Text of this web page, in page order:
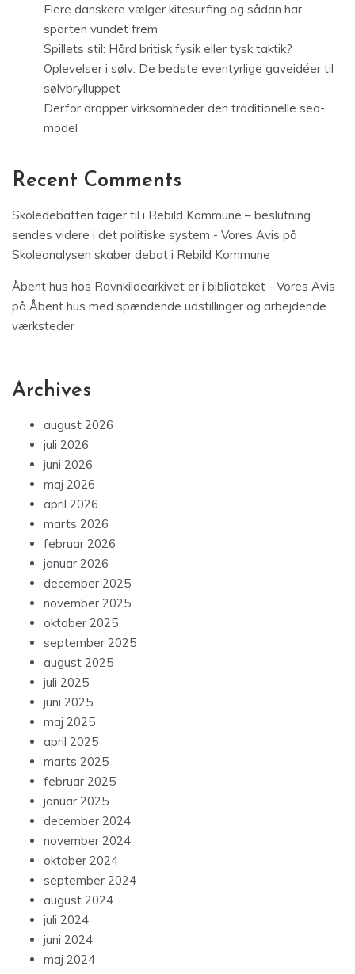
Flere danskere vælger kitesurfing og sådan har
sporten vundet frem
Spillets stil: Hård britisk fysik eller tysk taktik?
Oplevelser i sølv: De bedste eventyrlige gaveidéer til
sølvbrylluppet
Derfor dropper virksomheder den traditionelle seo-
model
Recent Comments
Skoledebatten tager til i Rebild Kommune – beslutning
sendes videre i det politiske system - Vores Avis på
Skoleanalysen skaber debat i Rebild Kommune
Åbent hus hos Ravnkildearkivet er i biblioteket - Vores Avis
på Åbent hus med spændende udstillinger og arbejdende
værksteder
Archives
august 2026
juli 2026
juni 2026
maj 2026
april 2026
marts 2026
februar 2026
januar 2026
december 2025
november 2025
oktober 2025
september 2025
august 2025
juli 2025
juni 2025
maj 2025
april 2025
marts 2025
februar 2025
januar 2025
december 2024
november 2024
oktober 2024
september 2024
august 2024
juli 2024
juni 2024
maj 2024